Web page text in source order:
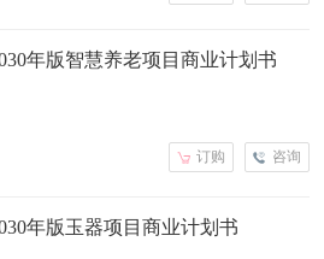
年版智慧养老项目商业计划书
咨询
订购
年版玉器项目商业计划书